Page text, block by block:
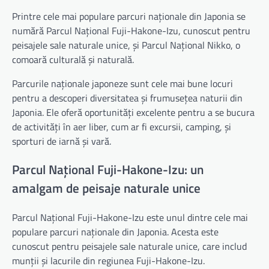
Printre cele mai populare parcuri naționale din Japonia se
numără Parcul Național Fuji-Hakone-Izu, cunoscut pentru
peisajele sale naturale unice, și Parcul Național Nikko, o
comoară culturală și naturală.
Parcurile naționale japoneze sunt cele mai bune locuri
pentru a descoperi diversitatea și frumusețea naturii din
Japonia. Ele oferă oportunități excelente pentru a se bucura
de activități în aer liber, cum ar fi excursii, camping, și
sporturi de iarnă și vară.
Parcul Național Fuji-Hakone-Izu: un
amalgam de peisaje naturale unice
Parcul Național Fuji-Hakone-Izu este unul dintre cele mai
populare parcuri naționale din Japonia. Acesta este
cunoscut pentru peisajele sale naturale unice, care includ
munții și lacurile din regiunea Fuji-Hakone-Izu.